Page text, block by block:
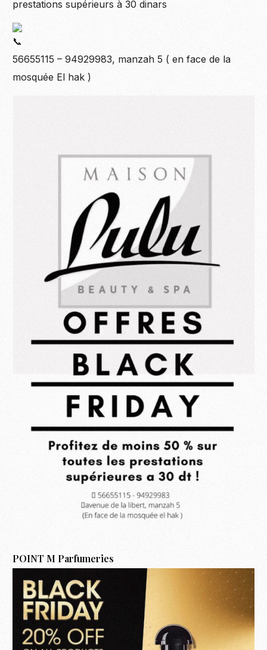
prestations supérieurs à 30 dinars
56655115 – 94929983, manzah 5 ( en face de la
mosquée El hak )
POINT M Parfumeries